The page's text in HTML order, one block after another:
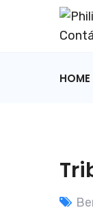
HOME